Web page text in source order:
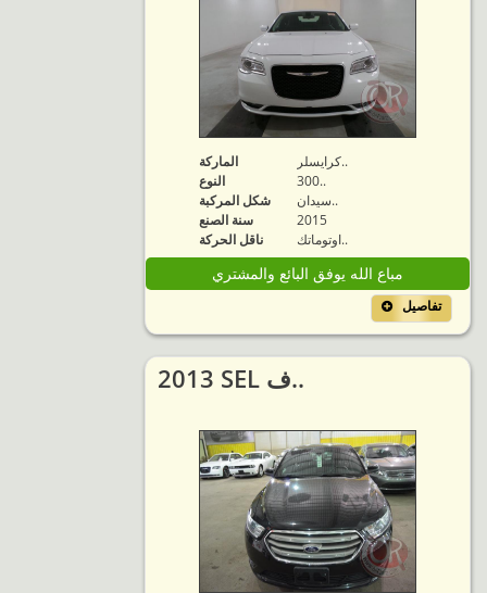
الماركة
كرايسلر..
النوع
300..
شكل المركبة
سيدان..
سنة الصنع
2015
ناقل الحركة
اوتوماتك..
مباع الله يوفق البائع والمشتري
تفاصيل
2013 SEL ف..